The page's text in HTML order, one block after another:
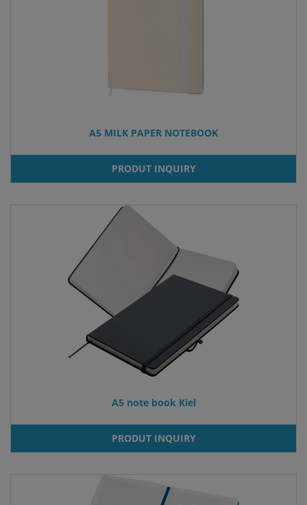
A5 MILK PAPER NOTEBOOK
PRODUT INQUIRY
A5 note book Kiel
PRODUT INQUIRY